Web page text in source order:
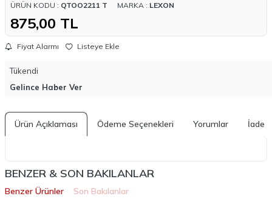
ÜRÜN KODU : QTOO2211 T MARKA : LEXON
875,00 TL
Fiyat Alarmı Listeye Ekle
Tükendi
Gelince Haber Ver
Ürün Açıklaması Ödeme Seçenekleri Yorumlar İade
BENZER & SON BAKILANLAR
Benzer Ürünler Son Bakılanlar